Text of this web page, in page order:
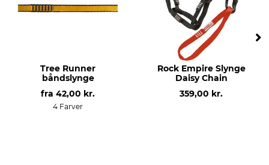
Tree Runner
båndslynge
fra 42,00 kr.
4 Farver
Rock Empire Slynge
Daisy Chain
359,00 kr.